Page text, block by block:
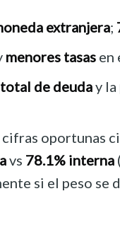
extranjera;
menores tasas en
de deuday la
oportunas
vs 78.1% interna
si el peso se